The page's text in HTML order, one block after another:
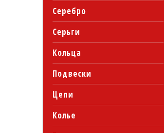
Серебро
Серьги
Кольца
Подвески
Цепи
Колье